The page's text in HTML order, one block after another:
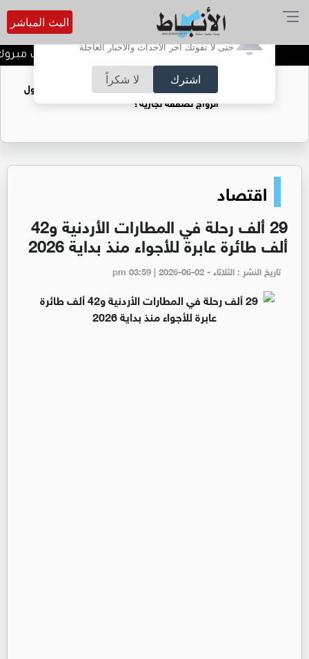
أترغب في تفعيل الإشعارات؟
حتى لا تفوتك آخر الأحداث والأخبار العاجلة
اشترك لا شكراً
البث المباشر
هيثم محمد العطيات الف مبروك
فتيات يستغللنه لتحقيق مكاسب مادية.. هل تحول
الزواج لصفقة تجارية؟
اقتصاد
29 ألف رحلة في المطارات الأردنية و42
ألف طائرة عابرة للأجواء منذ بداية 2026
تاريخ النشر : الثلاثاء - pm 03:59 | 2026-06-02